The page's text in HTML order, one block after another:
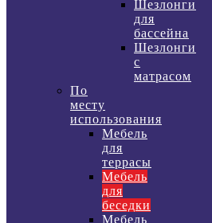
Шезлонги
для
бассейна
Шезлонги
с
матрасом
По
месту
использования
Мебель
для
террасы
Мебель
для
беседки
Мебель